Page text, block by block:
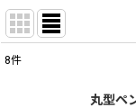
8件
丸型ペ